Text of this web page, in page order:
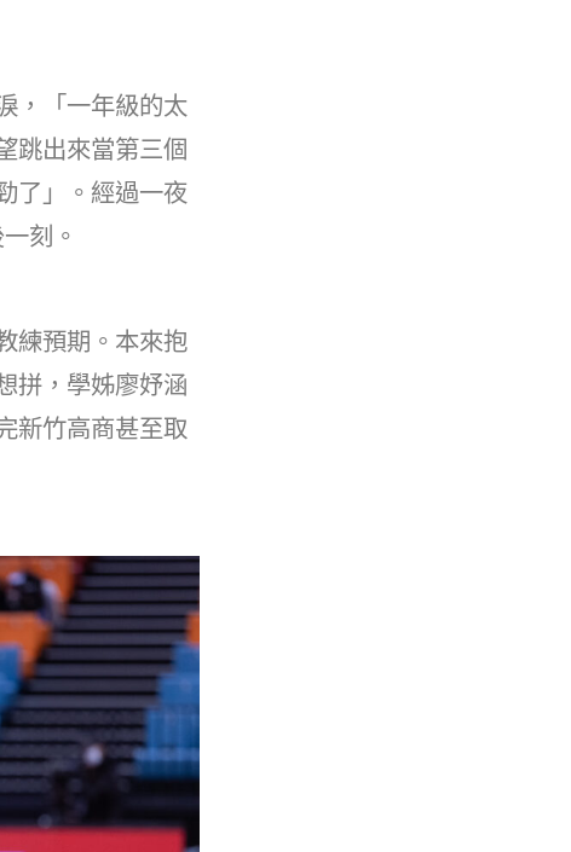
，「一年級的太
跳出來當第三個
了」。經過一夜
刻。
練預期。本來抱
拼，學姊廖妤涵
新竹高商甚至取